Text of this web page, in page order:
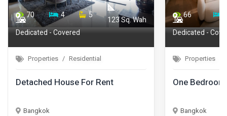
70 4 5
123 Sq. Wah
Dedicated - Covered
Properties Residential
Detached House For Rent
Bangkok
66
Dedicated -
Properties
One
Bangkok